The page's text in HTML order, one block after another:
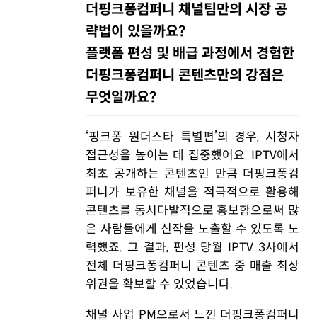
더핑크퐁컴퍼니 채널팀만의 시장 공
략법이 있을까요?
플랫폼 편성 및 배급 과정에서 경험한
더핑크퐁컴퍼니 콘텐츠만의 강점은
무엇일까요?
‘핑크퐁 원더스타 특별편’의 경우, 시청자
접근성을 높이는 데 집중했어요. IPTV에서
최초 공개하는 콘텐츠인 만큼 더핑크퐁컴
퍼니가 보유한 채널을 적극적으로 활용해
콘텐츠를 동시다발적으로 홍보함으로써 많
은 사람들에게 신작을 노출할 수 있도록 노
력했죠. 그 결과, 편성 당월 IPTV 3사에서
전체 더핑크퐁컴퍼니 콘텐츠 중 매출 최상
위권을 확보할 수 있었습니다.
채널 사업 PM으로서 느낀 더핑크퐁컴퍼니